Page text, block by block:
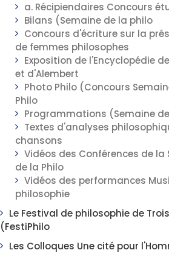
a. Récipiendaires Concours
Bilans (Semaine de la philo
Concours d'écriture sur la
de femmes philosophes
Exposition de l'Encyclopédie
et d'Alembert
Photo Philo (Concours
Philo
Programmations (Semaine
Textes d'analyses
chansons
Vidéos des Conférences de la
de la Philo
Vidéos des performances
philosophie
Le Festival de philosophie de
(FestiPhilo
Les Colloques Une cité pour